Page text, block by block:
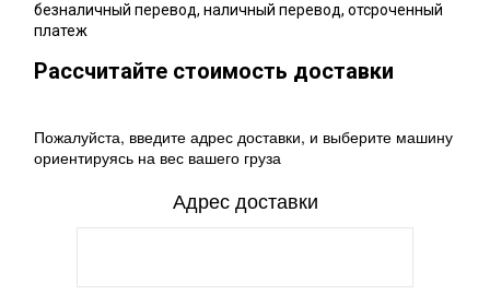
безналичный перевод, наличный перевод, отсроченный
платеж
Рассчитайте стоимость доставки
Пожалуйста, введите адрес доставки, и выберите машину
ориентируясь на вес вашего груза
Адрес доставки